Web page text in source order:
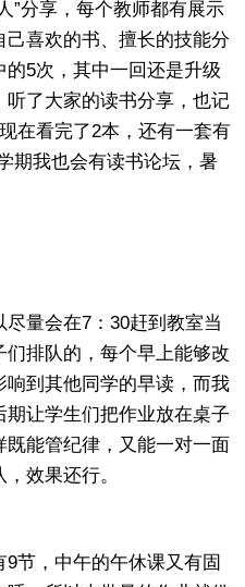
”分享，每个教师都有展示
喜欢的书、擅长的技能分
5次，其中一回还是升级
了大家的读书分享，也记
在看完了2本，还有一套有
期我也会有读书论坛，暑
量会在7：30赶到教室当
排队的，每个早上能够改
到其他同学的早读，而我
期让学生们把作业放在桌子
能管纪律，又能一对一面
效果还行。
，中午的午休课又有固